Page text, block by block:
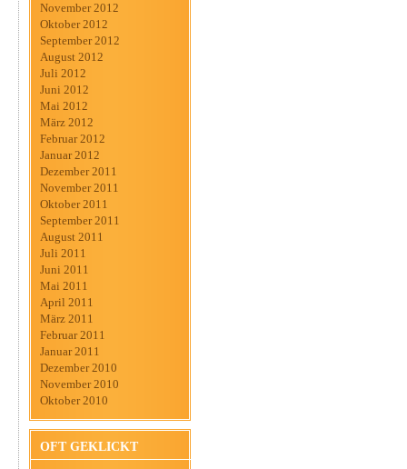
November 2012
Oktober 2012
September 2012
August 2012
Juli 2012
Juni 2012
Mai 2012
März 2012
Februar 2012
Januar 2012
Dezember 2011
November 2011
Oktober 2011
September 2011
August 2011
Juli 2011
Juni 2011
Mai 2011
April 2011
März 2011
Februar 2011
Januar 2011
Dezember 2010
November 2010
Oktober 2010
OFT GEKLICKT